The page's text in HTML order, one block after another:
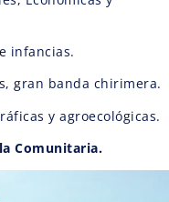
infancias.
gran banda chirimera.
y agroecológicas.
Comunitaria.